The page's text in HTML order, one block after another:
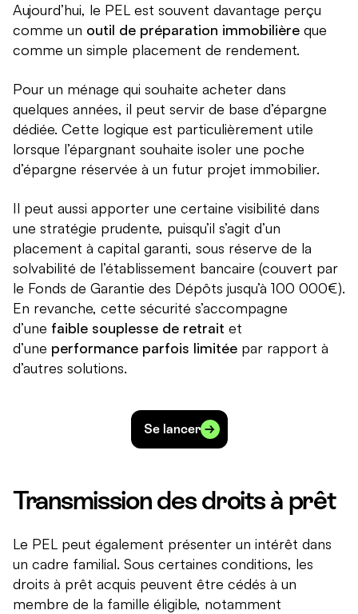
Aujourd’hui, le PEL est souvent davantage perçu
comme un outil de préparation immobilière que
comme un simple placement de rendement.
Pour un ménage qui souhaite acheter dans
quelques années, il peut servir de base d’épargne
dédiée. Cette logique est particulièrement utile
lorsque l’épargnant souhaite isoler une poche
d’épargne réservée à un futur projet immobilier.
Il peut aussi apporter une certaine visibilité dans
une stratégie prudente, puisqu’il s’agit d’un
placement à capital garanti, sous réserve de la
solvabilité de l’établissement bancaire (couvert par
le Fonds de Garantie des Dépôts jusqu’à 100 000€).
En revanche, cette sécurité s’accompagne
d’une faible souplesse de retrait et
d’une performance parfois limitée par rapport à
d’autres solutions.
Se lancer
Transmission des droits à prêt
Le PEL peut également présenter un intérêt dans
un cadre familial. Sous certaines conditions, les
droits à prêt acquis peuvent être cédés à un
membre de la famille éligible, notamment